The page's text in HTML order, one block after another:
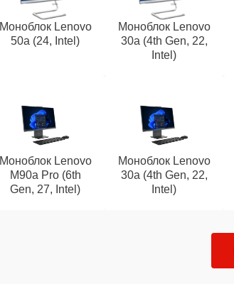
Моноблок Lenovo
50a (24, Intel)
Моноблок Lenovo
30a (4th Gen, 22,
Intel)
Моноблок Lenovo
M90a Pro (6th
Gen, 27, Intel)
Моноблок Lenovo
30a (4th Gen, 22,
Intel)